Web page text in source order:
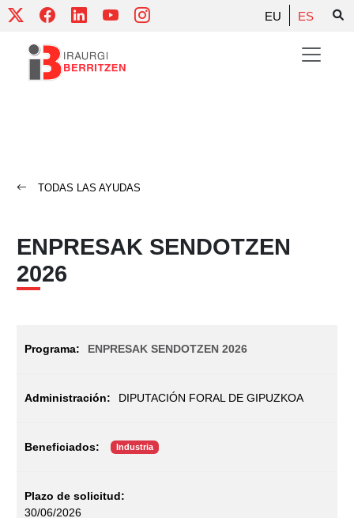
Skip
content
EU ES
TODAS LAS AYUDAS
ENPRESAK SENDOTZEN
2026
ENPRESAK SENDOTZEN 2026
DIPUTACIÓN FORAL DE GIPUZKOA
Industria
30/06/2026